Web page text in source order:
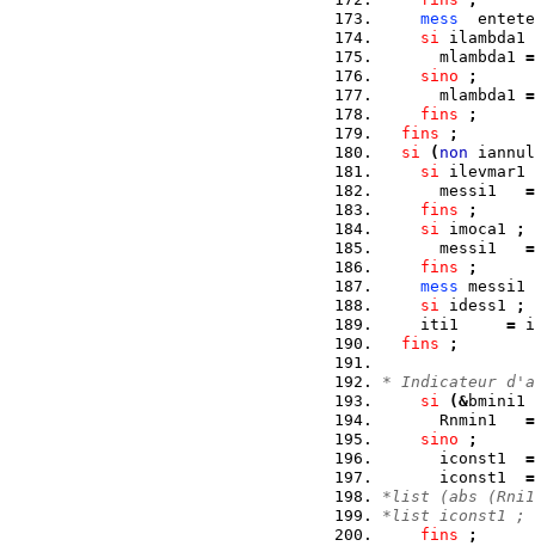
mess
si ilambda1
      mlambda1
=
sino
;
      mlambda1
=
fins
;
fins
;
si
( non
si ilevmar1
      messi1
=
fins
;
si imoca1
;
      messi1
=
fins
;
mess messi1
si idess1 ;
    iti1
=
fins
;
* Indicateur
si
(&bmini1
      Rnmin1
=
sino
;
      iconst1
=
      iconst1
=
*list (abs
*list iconst1 ;
fins
;